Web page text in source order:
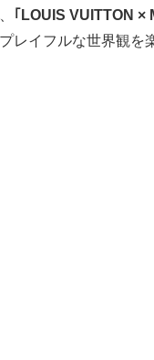
｢LOUIS VUITTON ×
レイフルな世界観を